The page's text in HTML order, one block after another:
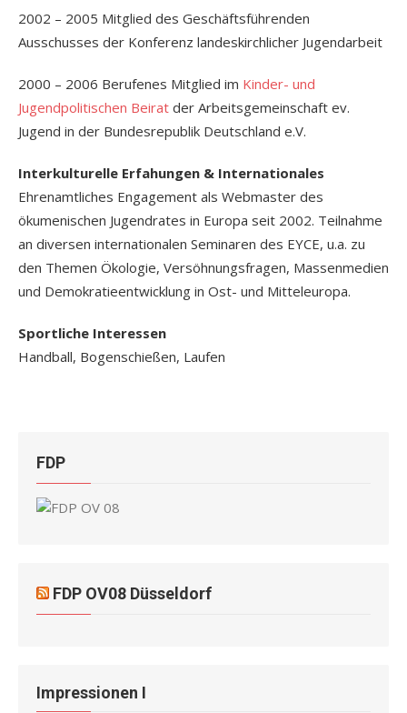
2002 – 2005 Mitglied des Geschäftsführenden
Ausschusses der Konferenz landeskirchlicher Jugendarbeit
2000 – 2006 Berufenes Mitglied im Kinder- und
Jugendpolitischen Beirat der Arbeitsgemeinschaft ev.
Jugend in der Bundesrepublik Deutschland e.V.
Interkulturelle Erfahungen & Internationales
Ehrenamtliches Engagement als Webmaster des
ökumenischen Jugendrates in Europa seit 2002. Teilnahme
an diversen internationalen Seminaren des EYCE, u.a. zu
den Themen Ökologie, Versöhnungsfragen, Massenmedien
und Demokratieentwicklung in Ost- und Mitteleuropa.
Sportliche Interessen
Handball, Bogenschießen, Laufen
FDP
FDP OV08 Düsseldorf
Impressionen I